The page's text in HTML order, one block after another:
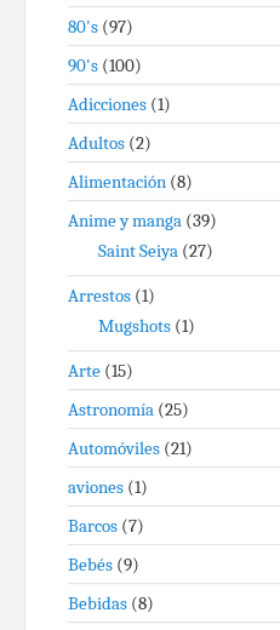
80's (97)
90's (100)
Adicciones (1)
Adultos (2)
Alimentación (8)
Anime y manga (39)
Saint Seiya (27)
Arrestos (1)
Mugshots (1)
Arte (15)
Astronomía (25)
Automóviles (21)
aviones (1)
Barcos (7)
Bebés (9)
Bebidas (8)